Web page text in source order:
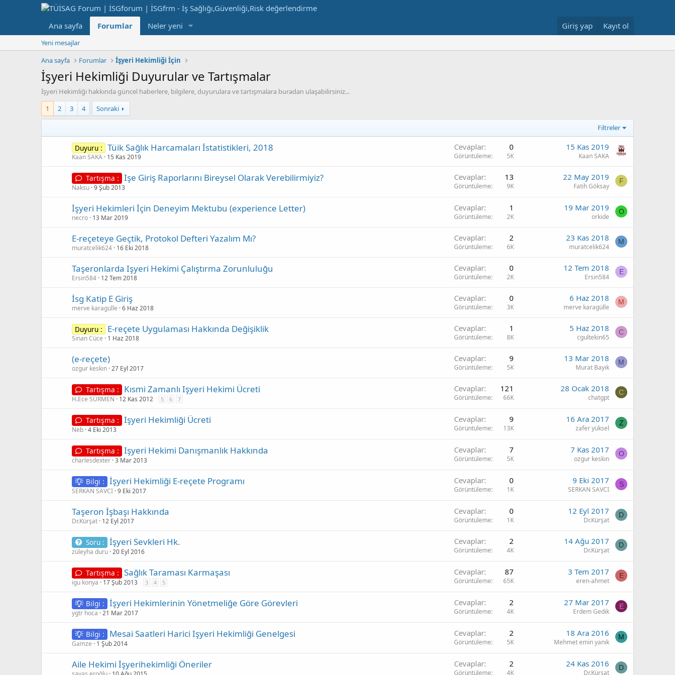
Ana sayfa Forumlar Neler yeni Giriş yap Kayıt ol
Yeni mesajlar
Ana sayfa
Forumlar İşyeri Hekimliği İçin
İşyeri Hekimliği Duyurular ve Tartışmalar
İşyeri Hekimliği hakkında güncel haberlere, bilgilere, duyurulara ve tartışmalara buradan ulaşabilirsiniz...
1
2 3 4 Sonraki
Filtreler
Duyuru : Tüik Sağlık Harcamaları İstatistikleri, 2018
Kaan SAKA 15 Kas 2019
Cevaplar 0
Görüntüleme 5K
15 Kas 2019
Kaan SAKA
Tartışma : Işe Giriş Raporlarını Bireysel Olarak Verebilirmiyiz?
Naksu 9 Şub 2013
Cevaplar 13
Görüntüleme 9K
22 May 2019
Fatih Göksay
F
İşyeri Hekimleri İçin Deneyim Mektubu (experience Letter)
necro 13 Mar 2019
Cevaplar 1
Görüntüleme 2K
19 Mar 2019
orkide
O
E-reçeteye Geçtik, Protokol Defteri Yazalım Mı?
muratcelik624 16 Eki 2018
Cevaplar 2
Görüntüleme 6K
23 Kas 2018
muratcelik624
M
Taşeronlarda Işyeri Hekimi Çalıştırma Zorunluluğu
Ersin584 12 Tem 2018
Cevaplar 0
Görüntüleme 2K
12 Tem 2018
Ersin584
E
İsg Katip E Giriş
merve karagülle 6 Haz 2018
Cevaplar 0
Görüntüleme 3K
6 Haz 2018
merve karagülle
M
Duyuru : E-reçete Uygulaması Hakkında Değişiklik
Sinan Cüce 1 Haz 2018
Cevaplar 1
Görüntüleme 8K
5 Haz 2018
cgultekin65
C
(e-reçete)
ozgur keskın 27 Eyl 2017
Cevaplar 9
Görüntüleme 5K
13 Mar 2018
Murat Bayık
M
Tartışma : Kısmi Zamanlı Işyeri Hekimi Ücreti
H.Ece SÜRMEN 12 Kas 2012 5 6 7
Cevaplar 121
Görüntüleme 66K
28 Ocak 2018
chatgpt
C
Tartışma : Işyeri Hekimliği Ücreti
Neb 4 Eki 2013
Cevaplar 9
Görüntüleme 13K
16 Ara 2017
zafer yüksel
Z
Tartışma : Işyeri Hekimi Danışmanlık Hakkında
charlesdexter 3 Mar 2013
Cevaplar 7
Görüntüleme 5K
7 Kas 2017
ozgur keskın
O
Bilgi : İşyeri Hekimliği E-reçete Programı
SERKAN SAVCI 9 Eki 2017
Cevaplar 0
Görüntüleme 1K
9 Eki 2017
SERKAN SAVCI
S
Taşeron İşbaşı Hakkında
Dr.Kürşat 12 Eyl 2017
Cevaplar 0
Görüntüleme 1K
12 Eyl 2017
Dr.Kürşat
D
Soru : İşyeri Sevkleri Hk.
züleyha duru 20 Eyl 2016
Cevaplar 2
Görüntüleme 4K
14 Ağu 2017
Dr.Kürşat
D
Tartışma : Sağlık Taraması Karmaşası
igu konya 17 Şub 2013 3 4 5
Cevaplar 87
Görüntüleme 65K
3 Tem 2017
eren-ahmet
E
Bilgi : İşyeri Hekimlerinin Yönetmeliğe Göre Görevleri
ygtr hoca 21 Mar 2017
Cevaplar 2
Görüntüleme 4K
27 Mar 2017
Erdem Gedik
E
Bilgi : Mesai Saatleri Harici Işyeri Hekimliği Genelgesi
Gamze 1 Şub 2014
Cevaplar 2
Görüntüleme 5K
18 Ara 2016
Mehmet emin yanık
M
Aile Hekimi İşyerihekimliği Öneriler Cevaplar 2
Görüntüleme 4K
24 Kas 2016
Dr.Kürşat
D